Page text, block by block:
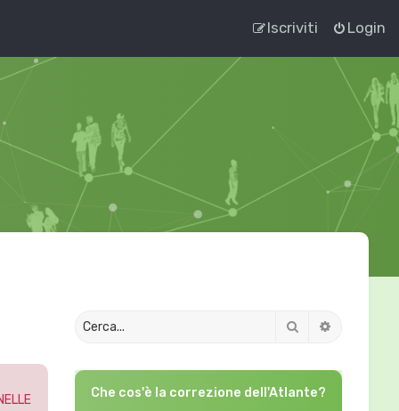
Login
Iscriviti
Cerca
Che cos'è la correzione dell'Atlante?